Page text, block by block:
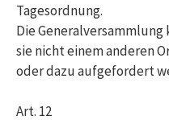
Tagesordnung.
Die Generalversammlung
sie nicht einem anderen
oder dazu aufgefordert
Art. 12